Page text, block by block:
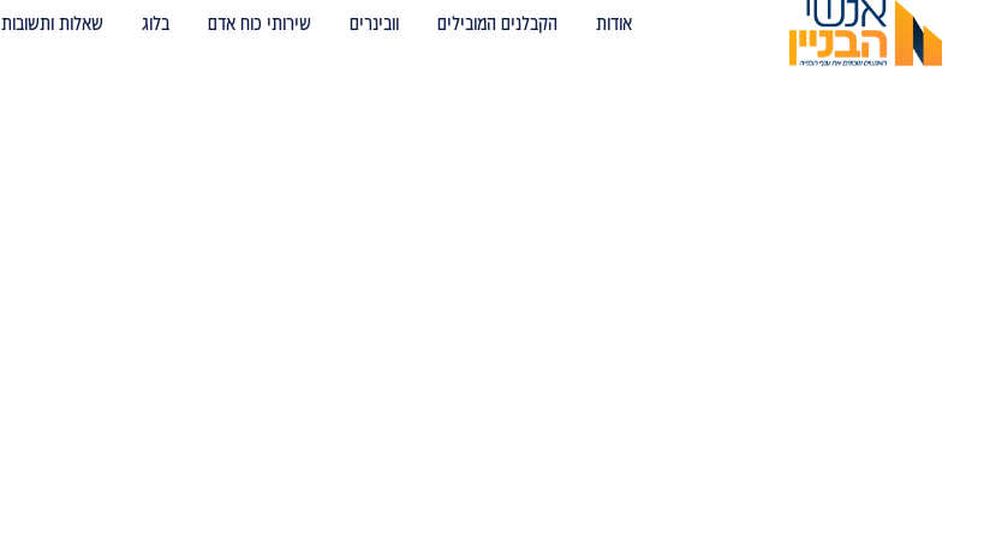
אודות הקבלנים המובילים וובינרים שירותי כוח אדם בלוג שאלות ותשובות